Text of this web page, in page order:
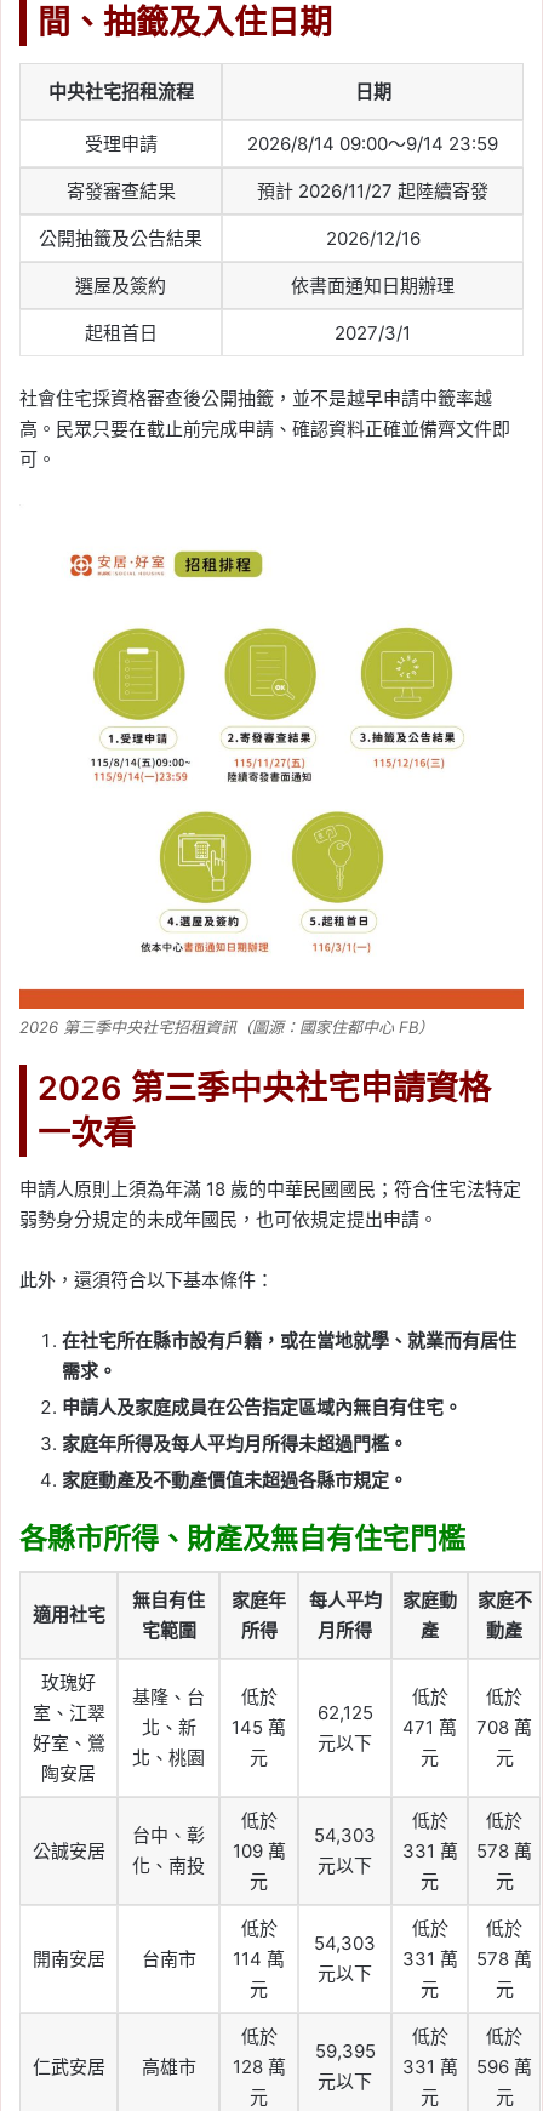
間、抽籤及入住日期
中央社宅招租流程 日期
受理申請 2026/8/14 09:00～9/14 23:59
寄發審查結果 預計 2026/11/27 起陸續寄發
公開抽籤及公告結果 2026/12/16
選屋及簽約 依書面通知日期辦理
起租首日 2027/3/1
社會住宅採資格審查後公開抽籤，並不是越早申請中籤率越
高。民眾只要在截止前完成申請、確認資料正確並備齊文件即
可。
2026 第三季中央社宅招租資訊（圖源：國家住都中心 FB）
2026 第三季中央社宅申請資格
一次看
申請人原則上須為年滿 18 歲的中華民國國民；符合住宅法特定
弱勢身分規定的未成年國民，也可依規定提出申請。
此外，還須符合以下基本條件：
在社宅所在縣市設有戶籍，或在當地就學、就業而有居住
需求。
申請人及家庭成員在公告指定區域內無自有住宅。
家庭年所得及每人平均月所得未超過門檻。
家庭動產及不動產價值未超過各縣市規定。
各縣市所得、財產及無自有住宅門檻
適用社宅
無自有住
宅範圍
家庭年
所得
每人平均
月所得
家庭動
產
家庭不
動產
玫瑰好
室、江翠
好室、鶯
陶安居
基隆、台
北、新
北、桃園
低於
145 萬
元
62,125
元以下
低於
471 萬
元
低於
708 萬
元
公誠安居
台中、彰
化、南投
低於
109 萬
元
54,303
元以下
低於
331 萬
元
低於
578 萬
元
開南安居 台南市
低於
114 萬
元
54,303
元以下
低於
331 萬
元
低於
578 萬
元
仁武安居 高雄市
低於
128 萬
元
59,395
元以下
低於
331 萬
元
低於
596 萬
元